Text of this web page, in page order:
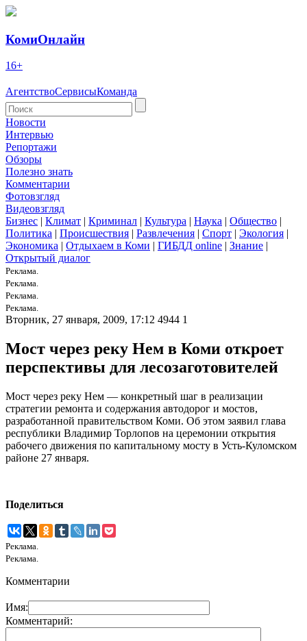
КомиОнлайн
16+
АгентствоСервисыКоманда
Новости
Интервью
Репортажи
Обзоры
Полезно знать
Комментарии
Фотовзгляд
Видеовзгляд
Бизнес | Климат | Криминал | Культура | Наука | Общество |
Политика | Происшествия | Развлечения | Спорт | Экология |
Экономика | Отдыхаем в Коми | ГИБДД online | Знание |
Открытый диалог
Реклама.
Реклама.
Реклама.
Реклама.
Вторник, 27 января, 2009, 17:12 4944 1
Мост через реку Нем в Коми откроет
перспективы для лесозаготовителей
Мост через реку Нем — конкретный шаг в реализации
стратегии ремонта и содержания автодорог и мостов,
разработанной правительством Коми. Об этом заявил глава
республики Владимир Торлопов на церемонии открытия
рабочего движения по капитальному мосту в Усть-Куломском
районе 27 января.
Поделиться
Реклама.
Реклама.
Комментарии
Имя:
Комментарий: